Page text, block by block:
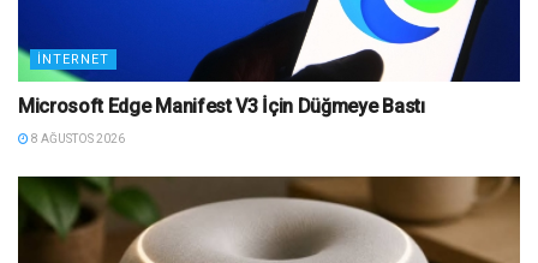
İNTERNET
Microsoft Edge Manifest V3 İçin Düğmeye Bastı
8 AĞUSTOS 2026